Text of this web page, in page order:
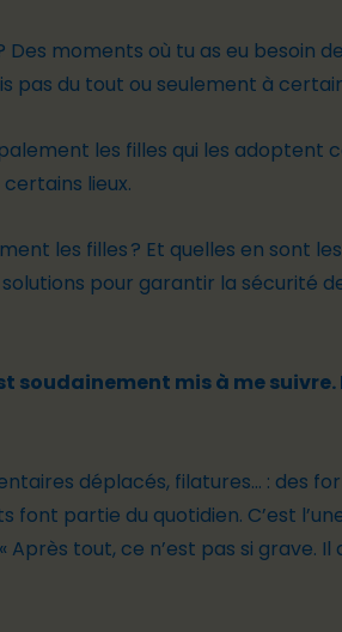
moments où tu as eu besoin
pas du tout ou seulement à
les filles qui les adoptent
lieux.
les filles ? Et quelles en sont
pour garantir la sécurité
soudainement mis à me
déplacés, filatures… : des
font partie du quotidien. C’est
tout, ce n’est pas si grave.